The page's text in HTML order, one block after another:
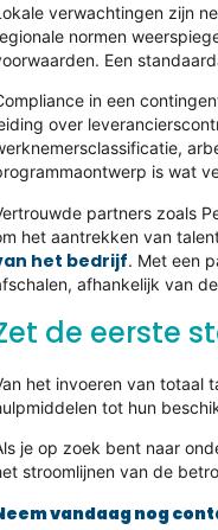
verwachtingen zijn
normen
Een
in een
over
is wat
partners zoals
het aantrekken van
het bedrijf. Met een
afhankelijk van
de eerste
het invoeren van totaal
tot hun
je op zoek bent naar
stroomlijnen van de
vandaag nog